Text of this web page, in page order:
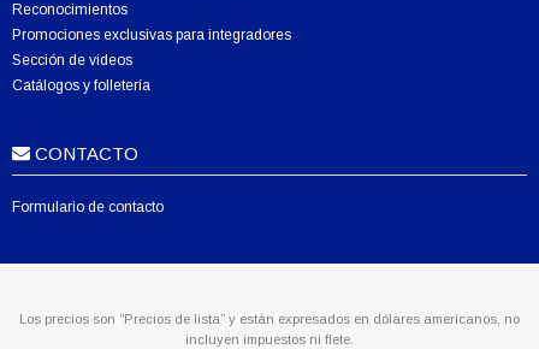
Reconocimientos
Promociones exclusivas para integradores
Sección de videos
Catálogos y folletería
CONTACTO
Formulario de contacto
Los precios son “Precios de lista” y están expresados en dólares americanos, no
incluyen impuestos ni flete.